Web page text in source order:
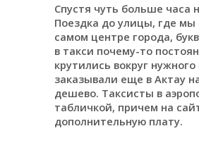
Спустя чуть больше
Поездка до улицы, где мы
самом центре города,
в такси почему-то
крутились вокруг
заказывали еще в Актау
дешево. Таксисты в
табличкой, причем на
дополнительную плату.